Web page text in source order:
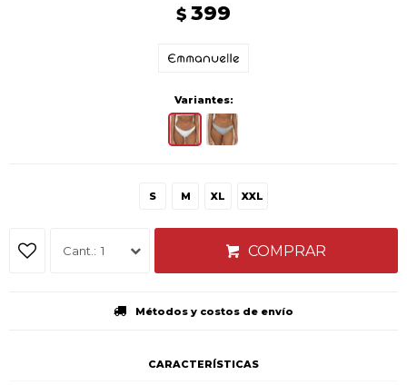
$ 399
Variantes:
S M XL XXL
1 COMPRAR
Métodos y costos de envío
CARACTERÍSTICAS